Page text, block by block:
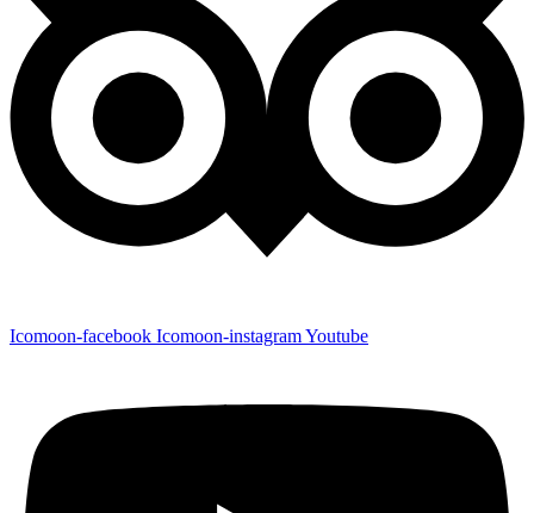
Icomoon-facebook Icomoon-instagramYoutube